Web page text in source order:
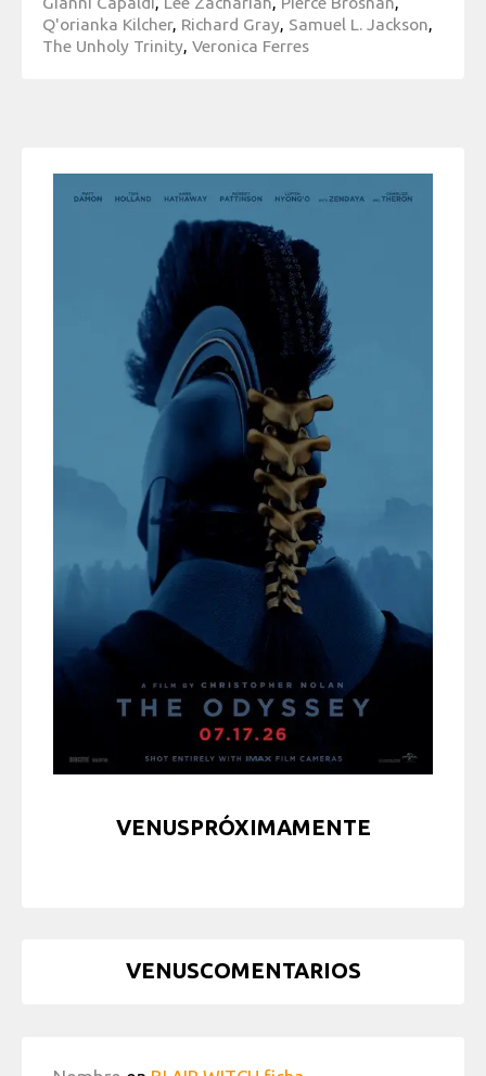
Q'orianka Kilcher, Richard Gray, Samuel L. Jackson,
The Unholy Trinity, Veronica Ferres
VENUSPRÓXIMAMENTE
VENUSCOMENTARIOS